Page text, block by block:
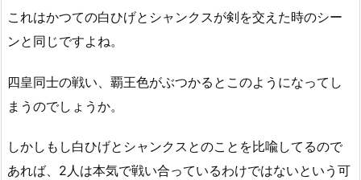
これはかつての白ひげとシャンクスが剣を交えた時のシー
ンと同じですよね。
四皇同士の戦い、覇王色がぶつかるとこのようになってし
まうのでしょうか。
しかしもし白ひげとシャンクスとのことを比喩してるので
あれば、2人は本気で戦い合っているわけではないという可